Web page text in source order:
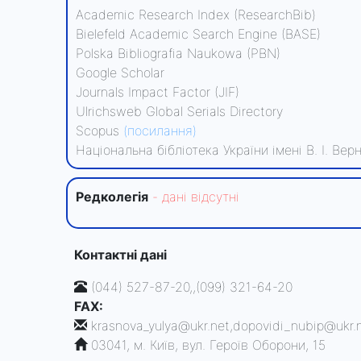
Academic Research Index (ResearchBib)
Bielefeld Academic Search Engine (BASE)
Polska Bibliografia Naukowa (PBN)
Google Scholar
Journals Impact Factor (JIF)
Ulrichsweb Global Serials Directory
Scopus (посилання)
Національна бібліотека України імені В. І.
Редколегiя - данi вiдсутнi
Контактні дані
(044) 527-87-20,,(099) 321-64-20
FAX:
03041, м. Київ, вул. Героїв Оборони, 15